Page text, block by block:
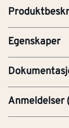
Egenskaper
PRE-
Anmeldelser